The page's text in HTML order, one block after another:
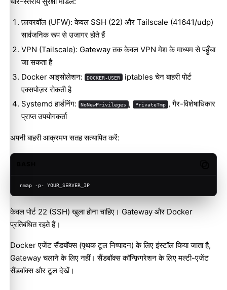
फ़ायरवॉल (UFW): केवल SSH (22) और Tailscale (41641/udp)
सार्वजनिक रूप से उजागर होते हैं
VPN (Tailscale): Gateway तक केवल VPN मेश के माध्यम से पहुँचा
जा सकता है
Docker आइसोलेशन:
DOCKER-USER
iptables चेन बाहरी पोर्ट
एक्सपोज़र रोकती है
Systemd हार्डनिंग:
NoNewPrivileges , PrivateTmp , गैर-विशेषाधिकार
प्राप्त उपयोगकर्ता
अपनी बाहरी आक्रमण सतह सत्यापित करें:
nmap -p- YOUR_SERVER_IP
केवल पोर्ट 22 (SSH) खुला होना चाहिए। Gateway और Docker
प्रतिबंधित रहते हैं।
Docker एजेंट सैंडबॉक्स (पृथक टूल निष्पादन) के लिए इंस्टॉल किया जाता है,
Gateway चलाने के लिए नहीं। सैंडबॉक्स कॉन्फ़िगरेशन के लिएमल्टी-एजेंट
सैंडबॉक्स और टूलदेखें।